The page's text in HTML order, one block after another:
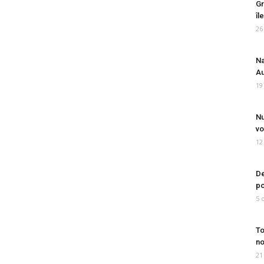
5